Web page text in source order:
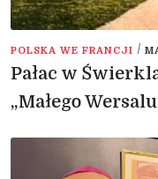
POLSKA WE FRANCJI /
Pałac w
„Małego